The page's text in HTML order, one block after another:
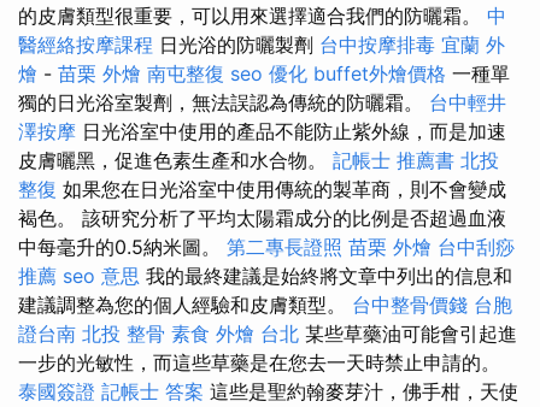
的皮膚類型很重要，可以用來選擇適合我們的防曬霜。 中
醫經絡按摩課程 日光浴的防曬製劑 台中按摩排毒 宜蘭 外
燴 - 苗栗 外燴 南屯整復 seo 優化 buffet外燴價格 一種單
獨的日光浴室製劑，無法誤認為傳統的防曬霜。 台中輕井
澤按摩 日光浴室中使用的產品不能防止紫外線，而是加速
皮膚曬黑，促進色素生產和水合物。 記帳士 推薦書 北投
整復 如果您在日光浴室中使用傳統的製革商，則不會變成
褐色。 該研究分析了平均太陽霜成分的比例是否超過血液
中每毫升的0.5納米圖。 第二專長證照 苗栗 外燴 台中刮痧
推薦 seo 意思 我的最終建議是始終將文章中列出的信息和
建議調整為您的個人經驗和皮膚類型。 台中整骨價錢 台胞
證台南 北投 整骨 素食 外燴 台北 某些草藥油可能會引起進
一步的光敏性，而這些草藥是在您去一天時禁止申請的。
泰國簽證 記帳士 答案 這些是聖約翰麥芽汁，佛手柑，天使